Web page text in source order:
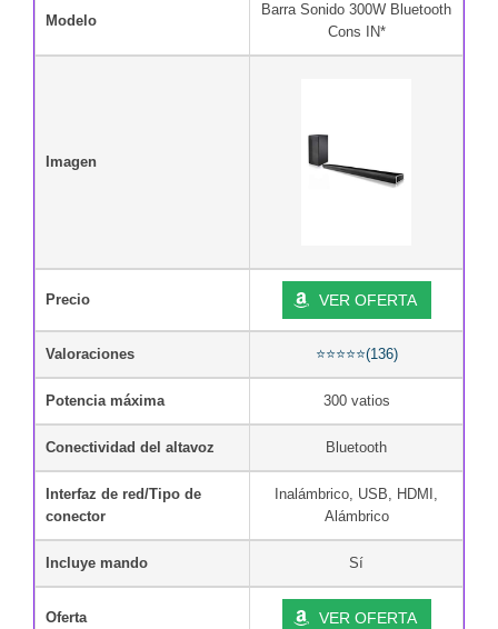
Modelo
Barra Sonido 300W Bluetooth
Cons IN*
Imagen
Precio VER OFERTA
Valoraciones ⭐⭐⭐⭐⭐(136)
Potencia máxima 300 vatios
Conectividad del altavoz Bluetooth
Interfaz de red/Tipo de
conector
Inalámbrico, USB, HDMI,
Alámbrico
Incluye mando Sí
Oferta VER OFERTA